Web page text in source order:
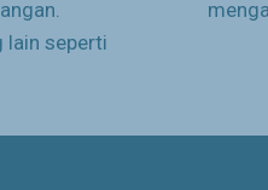
lain seperti